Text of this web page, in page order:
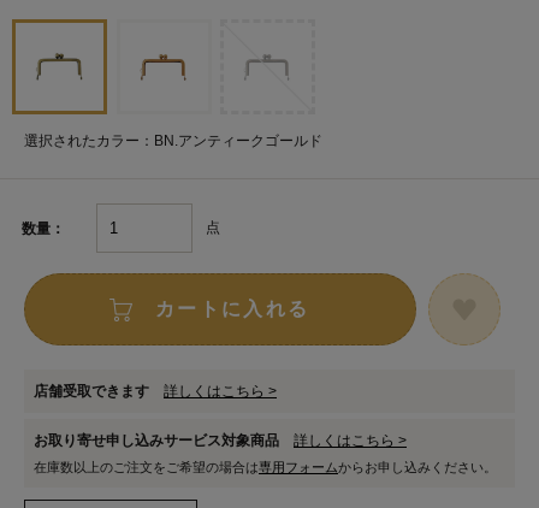
選択されたカラー：BN.アンティークゴールド
数量： 点
カートに入れる
店舗受取できます 詳しくはこちら >
お取り寄せ申し込みサービス対象商品 詳しくはこちら >
在庫数以上のご注文をご希望の場合は専用フォームからお申し込みください。